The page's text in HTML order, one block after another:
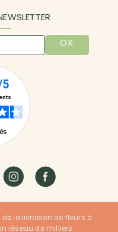
OK
de la livraison de fleurs à
réseau de milliers